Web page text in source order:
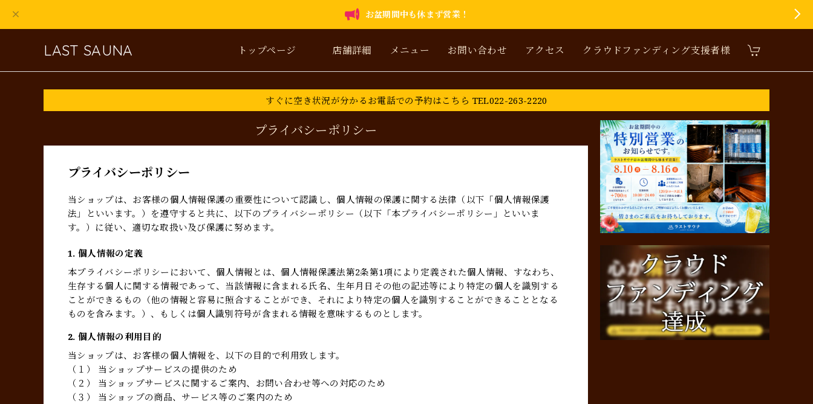
お盆期間中も休まず営業！
LAST SAUNA トップページ 店舗詳細 メニュー お問い合わせ アクセス クラウドファンディング支援者様
すぐに空き状況が分かるお電話での予約はこちら TEL022-263-2220
プライバシーポリシー
プライバシーポリシー
当ショップは、お客様の個人情報保護の重要性について認識し、個人情報の保護に関する法律（以下「個人情報保護
法」といいます。）を遵守すると共に、以下のプライバシーポリシー（以下「本プライバシーポリシー」といいま
す。）に従い、適切な取扱い及び保護に努めます。
1. 個人情報の定義
本プライバシーポリシーにおいて、個人情報とは、個人情報保護法第2条第1項により定義された個人情報、すなわち、
生存する個人に関する情報であって、当該情報に含まれる氏名、生年月日その他の記述等により特定の個人を識別する
ことができるもの（他の情報と容易に照合することができ、それにより特定の個人を識別することができることとなる
ものを含みます。）、もしくは個人識別符号が含まれる情報を意味するものとします。
2. 個人情報の利用目的
当ショップは、お客様の個人情報を、以下の目的で利用致します。
（１） 当ショップサービスの提供のため
（２） 当ショップサービスに関するご案内、お問い合わせ等への対応のため
（３） 当ショップの商品、サービス等のご案内のため